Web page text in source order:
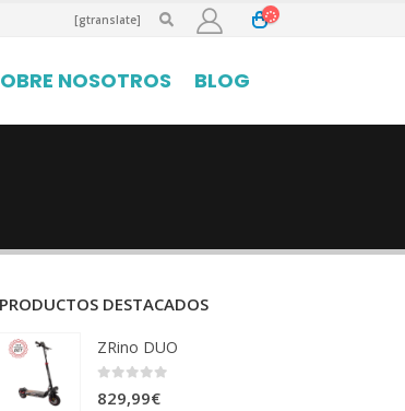
[gtranslate]
NOSOTROS BLOG
PRODUCTOS DESTACADOS
ZRino DUO
829,99€